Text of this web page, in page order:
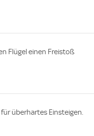
Flügel einen Freistoß
überhartes Einsteigen.